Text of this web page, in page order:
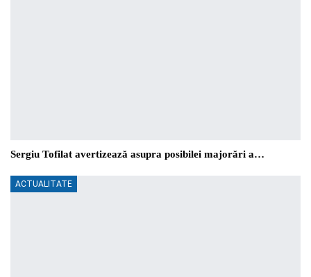
Sergiu Tofilat avertizează asupra posibilei majorări a…
ACTUALITATE